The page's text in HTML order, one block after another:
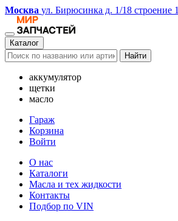
Москва ул. Бирюсинка д. 1/18 строение 1
Каталог
Найти
аккумулятор
щетки
масло
Гараж
Корзина
Войти
О нас
Каталоги
Масла и тех жидкости
Контакты
Подбор по VIN